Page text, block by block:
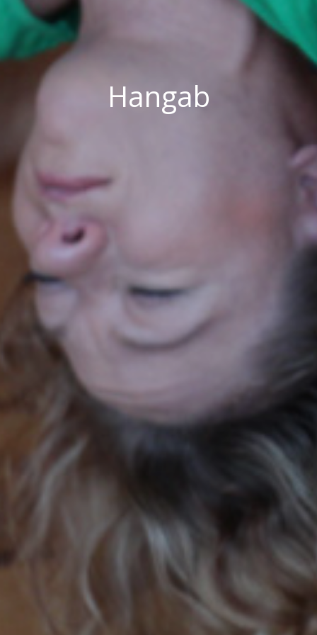
Hangab